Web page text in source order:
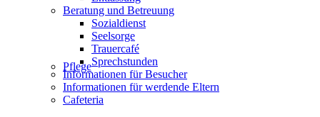
Pflege
Beratung und Betreuung
Sozialdienst
Seelsorge
Trauercafé
Sprechstunden
Informationen für Besucher
Informationen für werdende Eltern
Cafeteria